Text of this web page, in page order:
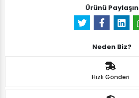
Ürünü Paylaşın
Neden Biz?
Hızlı Gönderi